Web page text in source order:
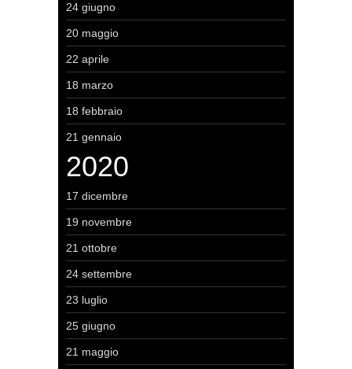
24 giugno
20 maggio
22 aprile
18 marzo
18 febbraio
21 gennaio
2020
17 dicembre
19 novembre
21 ottobre
24 settembre
23 luglio
25 giugno
21 maggio